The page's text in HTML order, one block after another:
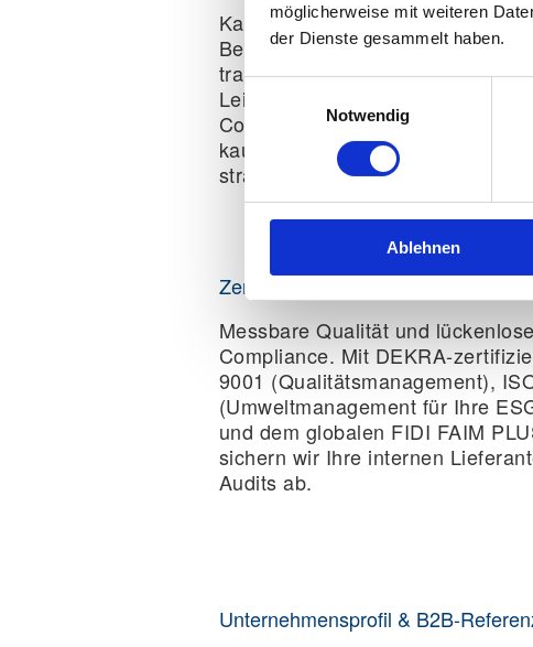
möglicherweise mit weiteren
der Dienste gesammelt haben.
Einwilligungsauswahl
Notwendig
Ablehnen
Kaufmännische Datenbasis für
Beschaffungsprozess. Profitieren
transparenten Preisblättern,
Leistungsverzeichnissen,
Compliance (MiLoG/ISO) und
kaufmännischen Vorteilen durch
strategisches Single Sourcing.
Zertifiziertes Umzugsunternehmen
Messbare Qualität und
Compliance. Mit DEKRA-
9001 (Qualitätsmanagement),
(Umweltmanagement für Ihre
und dem globalen FIDI FAIM
sichern wir Ihre internen
Audits ab.
Unternehmensprofil & B2B-